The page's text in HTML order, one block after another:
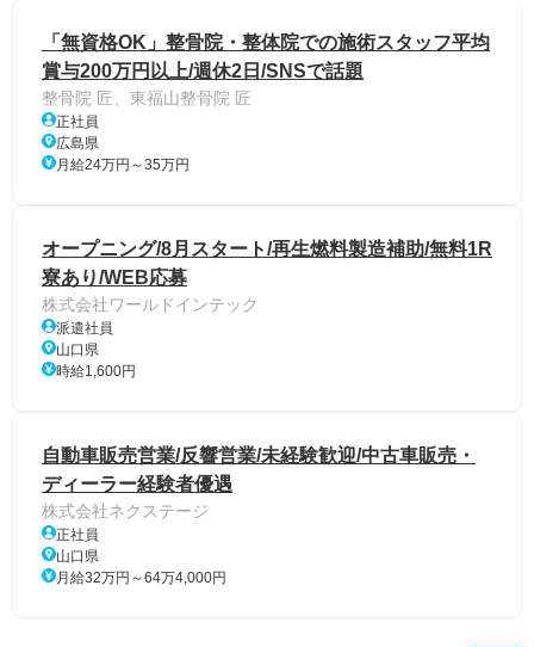
「無資格OK」整骨院・整体院での施術スタッフ平均
賞与200万円以上/週休2日/SNSで話題
整骨院 匠、東福山整骨院 匠
正社員
広島県
月給24万円～35万円
オープニング/8月スタート/再生燃料製造補助/無料1R
寮あり/WEB応募
株式会社ワールドインテック
派遣社員
山口県
時給1,600円
自動車販売営業/反響営業/未経験歓迎/中古車販売・
ディーラー経験者優遇
株式会社ネクステージ
正社員
山口県
月給32万円～64万4,000円